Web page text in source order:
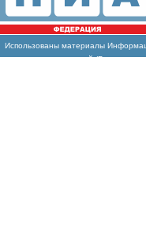
Использованы материалы
массовых коммуникаций